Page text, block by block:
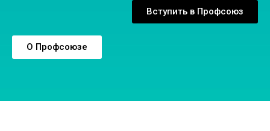
Вступить в Профсоюз
О Профсоюзе